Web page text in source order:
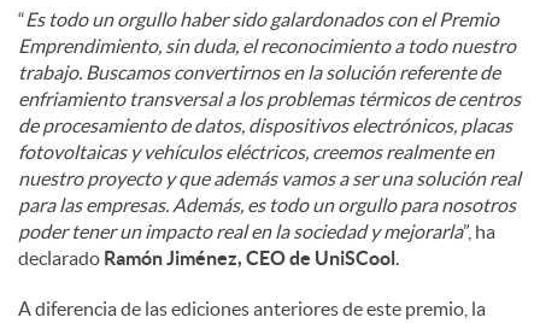
“Es todo un orgullo haber sido galardonados con el Premio
Emprendimiento, sin duda, el reconocimiento a todo nuestro
trabajo. Buscamos convertirnos en la solución referente de
enfriamiento transversal a los problemas térmicos de centros
de procesamiento de datos, dispositivos electrónicos, placas
fotovoltaicas y vehículos eléctricos, creemos realmente en
nuestro proyecto y que además vamos a ser una solución real
para las empresas. Además, es todo un orgullo para nosotros
poder tener un impacto real en la sociedad y mejorarla”, ha
declarado Ramón Jiménez, CEO de UniSCool .
A diferencia de las ediciones anteriores de este premio, la